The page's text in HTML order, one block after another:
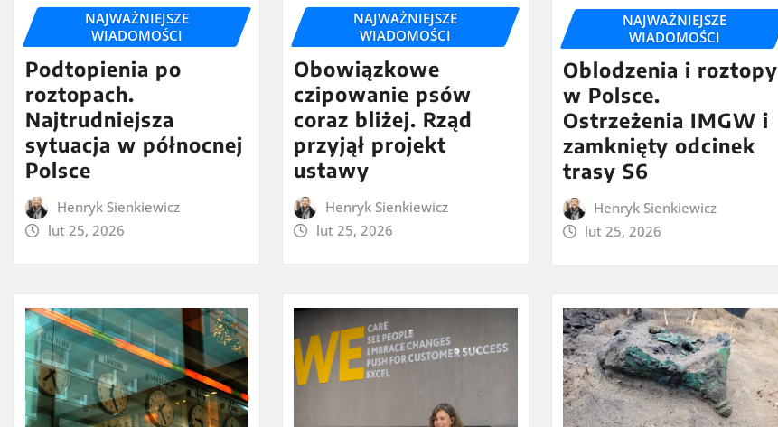
NAJWAŻNIEJSZE
WIADOMOŚCI
Podtopienia po
roztopach.
Najtrudniejsza
sytuacja w północnej
Polsce
Henryk Sienkiewicz
lut 25, 2026
NAJWAŻNIEJSZE
WIADOMOŚCI
Obowiązkowe
czipowanie psów
coraz bliżej. Rząd
przyjął projekt
ustawy
Henryk Sienkiewicz
lut 25, 2026
NAJWAŻNIEJSZE
WIADOMOŚCI
Oblodzenia i roztopy
w Polsce.
Ostrzeżenia IMGW i
zamknięty odcinek
trasy S6
Henryk Sienkiewicz
lut 25, 2026